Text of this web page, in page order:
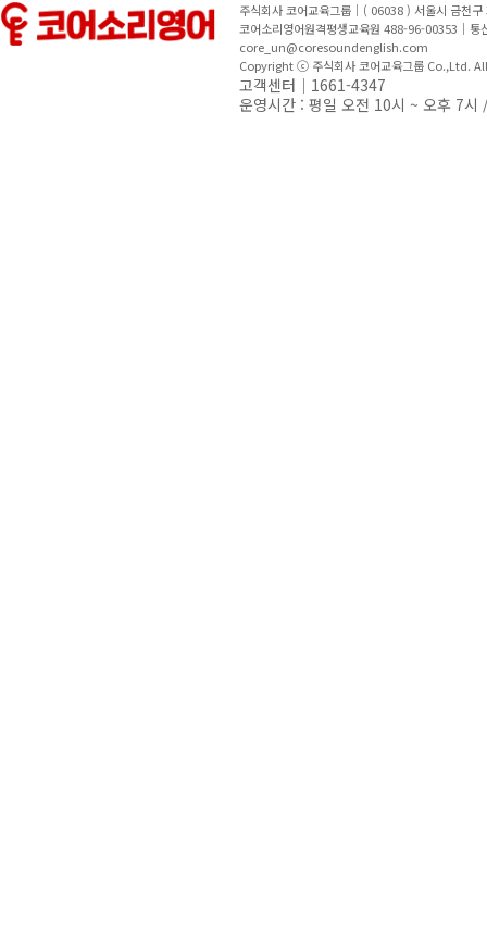
주식회사 코어교육그룹｜( 06038 ) 서울시 금천
코어소리영어원격평생교육원 488-96-00353｜
core_un@coresoundenglish.com
Copyright ⓒ 주식회사 코어교육그룹 Co.,Ltd.
고객센터｜1661-4347
운영시간 : 평일 오전 10시 ~ 오후 7